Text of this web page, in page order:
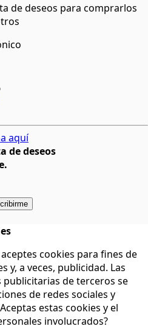
de deseos para comprarlos
aquí
de deseos
cookies para fines de
y, a veces, publicidad. Las
publicitarias de terceros se
de redes sociales y
estas cookies y el
involucrados?